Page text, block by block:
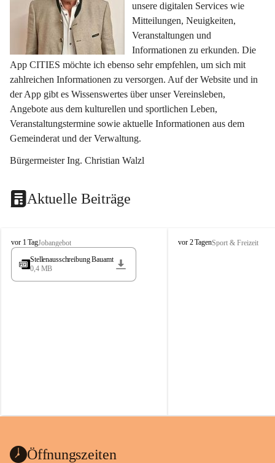
unsere digitalen Services wie
Mitteilungen, Neuigkeiten,
Veranstaltungen und
Informationen zu erkunden. Die
App CITIES möchte ich ebenso sehr empfehlen, um sich mit
zahlreichen Informationen zu versorgen. Auf der Website und in
der App gibt es Wissenswertes über unser Vereinsleben,
Angebote aus dem kulturellen und sportlichen Leben,
Veranstaltungstermine sowie aktuelle Informationen aus dem
Gemeinderat und der Verwaltung.
Bürgermeister Ing. Christian Walzl
Aktuelle Beiträge
S
t
s
vor 1 TagJobangebot
Stellenausschreibung Bauamt
0,4 MB
S
vor 2 TagenSport & Freizeit
Öffnungszeiten